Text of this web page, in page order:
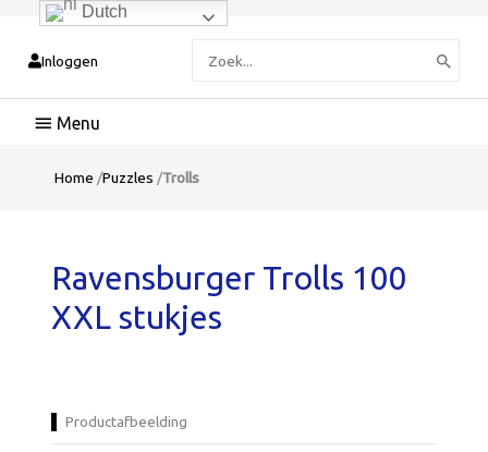
Inloggen
naar:
Hoofdmenu
Home /Puzzles /Trolls
Ravensburger Trolls 100
XXL stukjes
Productafbeelding
Dutch